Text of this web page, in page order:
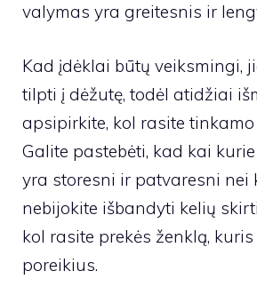
valymas yra greitesnis ir
Kad įdėklai būtų veiksmingi,
tilpti į dėžutę, todėl atidžiai
apsipirkite, kol rasite
Galite pastebėti, kad kai
yra storesni ir patvaresni nei
nebijokite išbandyti kelių
kol rasite prekės ženklą,
poreikius.